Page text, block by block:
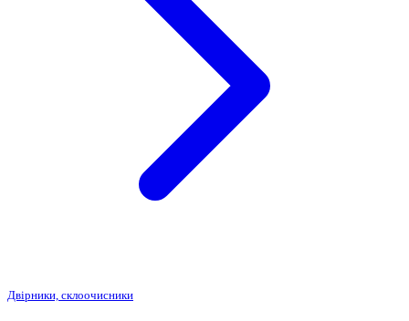
Двірники, склоочисники